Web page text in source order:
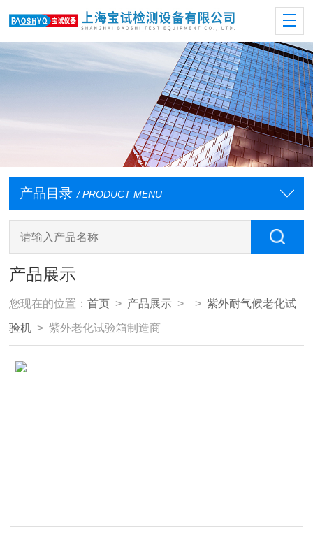
产品目录 / PRODUCT MENU
产品展示
您现在的位置：首页 > 产品展示 > >紫外耐气候老化试
验机 > 紫外老化试验箱制造商